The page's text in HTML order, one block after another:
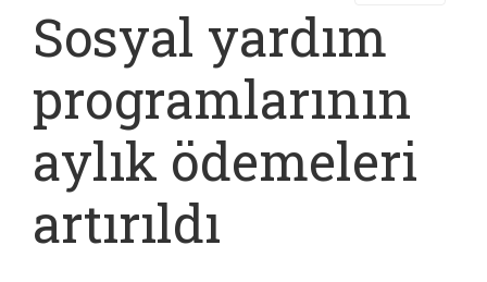
Sosyal yardım
programlarının
aylık ödemeleri
artırıldı